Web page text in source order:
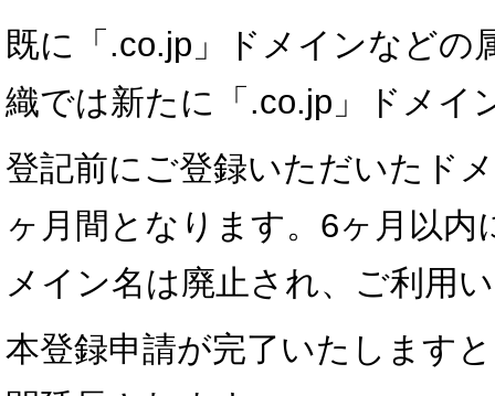
既に「.co.jp」ドメインなどの
織では新たに「.co.jp」ドメイ
登記前にご登録いただいたド
ヶ月間となります。6ヶ月以
メイン名は廃止され、ご利用
本登録申請が完了いたします